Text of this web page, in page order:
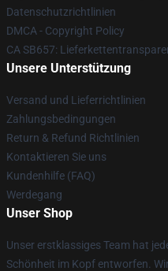
Datenschutzrichtlinien
DMCA - Copyright Policy
CA SB657:
Unsere Unterstützung
Versand und Lieferrichtlinien
Zahlungsbedingungen
Return & Refund Richtlinien
Kontaktieren Sie uns
Kundenhilfe (FAQ)
Werdegang
Unser Shop
Unser erstklassiges Team hat
Schönheit im Kopf entworfen.